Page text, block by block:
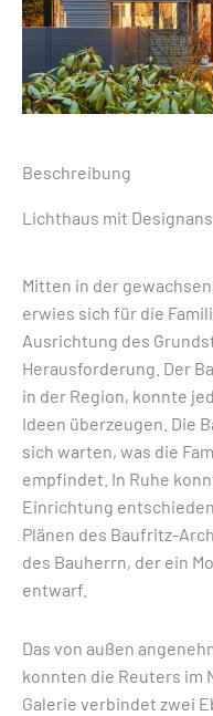
Beschreibung
Lichthaus mit
Mitten in der
erwies sich für die
Ausrichtung des
Herausforderung. Der
in der Region, konnte
Ideen überzeugen. Die
sich warten, was die
empfindet. In Ruhe
Einrichtung
Plänen des Baufritz-
des Bauherrn, der ein
entwarf.
Das von außen
konnten die Reuters im
Galerie verbindet zwei